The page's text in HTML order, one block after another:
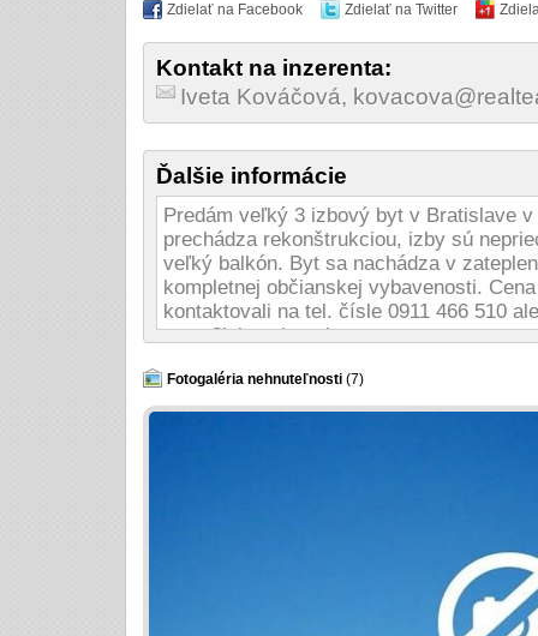
Zdielať na Facebook Zdielať na Twitter
Kontakt na inzerenta:
Iveta Kováčová,
Ďalšie informácie
Predám veľký 3 izbový byt v Bratislave
prechádza rekonštrukciou, izby sú
veľký balkón. Byt sa nachádza v
kompletnej občianskej vybavenosti.
kontaktovali na tel. čísle 0911 466 510
www.3izbovybyt.sk
Fotogaléria nehnuteľnosti (7)